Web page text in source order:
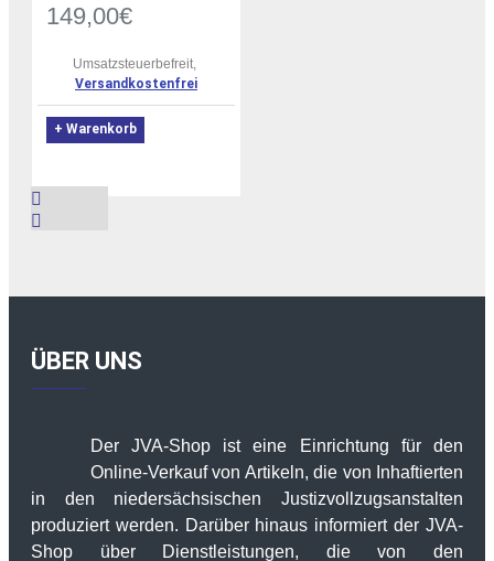
149,00€
Umsatzsteuerbefreit,
Versandkostenfrei
+ Warenkorb
ÜBER UNS
Der JVA-Shop ist eine Einrichtung für den
Online-Verkauf von Artikeln, die von Inhaftierten
in den niedersächsischen Justizvollzugsanstalten
produziert werden. Darüber hinaus informiert der JVA-
Shop über Dienstleistungen, die von den